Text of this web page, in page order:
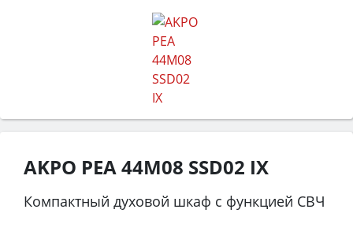
AKPO PEA 44M08 SSD02 IX
Компактный духовой шкаф с функцией СВЧ